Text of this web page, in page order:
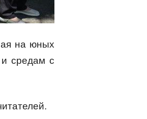
на юных
и средам с